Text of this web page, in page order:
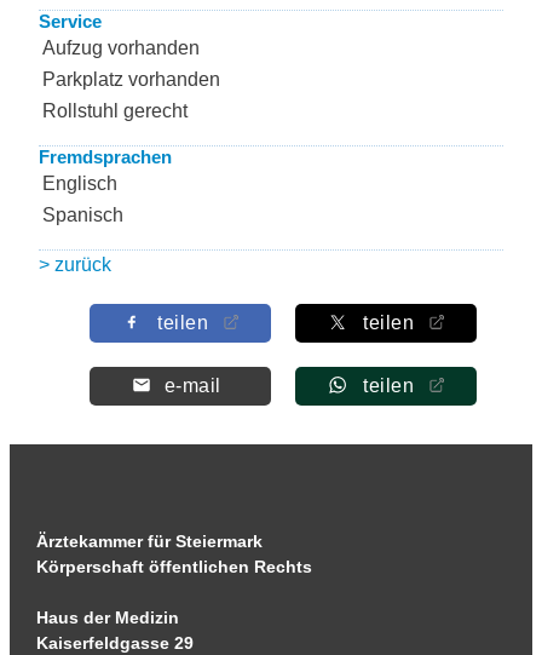
Service
Aufzug vorhanden
Parkplatz vorhanden
Rollstuhl gerecht
Fremdsprachen
Englisch
Spanisch
> zurück
teilen teilen
e-mail teilen
Ärztekammer für Steiermark
Körperschaft öffentlichen Rechts
Haus der Medizin
Kaiserfeldgasse 29